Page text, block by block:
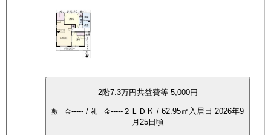
2階7.3万円共益費等 5,000円
敷 金----- / 礼 金----- ２ＬＤＫ / 62.95㎡ 入居日 2026年9
月25日頃